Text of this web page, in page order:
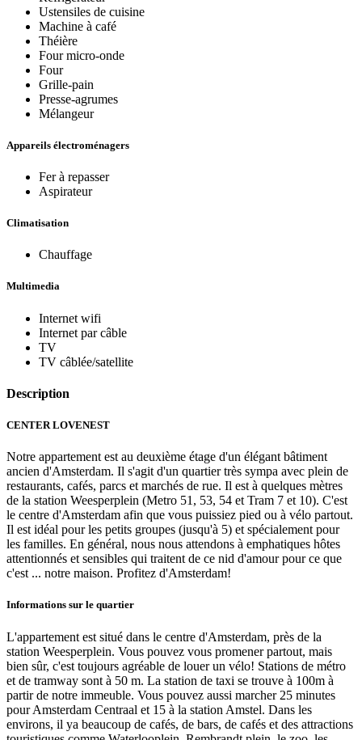
Ustensiles de cuisine
Machine à café
Théière
Four micro-onde
Four
Grille-pain
Presse-agrumes
Mélangeur
Appareils électroménagers
Fer à repasser
Aspirateur
Climatisation
Chauffage
Multimedia
Internet wifi
Internet par câble
TV
TV câblée/satellite
Description
CENTER LOVENEST
Notre appartement est au deuxième étage d'un élégant bâtiment
ancien d'Amsterdam. Il s'agit d'un quartier très sympa avec plein de
restaurants, cafés, parcs et marchés de rue. Il est à quelques mètres
de la station Weesperplein (Metro 51, 53, 54 et Tram 7 et 10). C'est
le centre d'Amsterdam afin que vous puissiez pied ou à vélo partout.
Il est idéal pour les petits groupes (jusqu'à 5) et spécialement pour
les familles. En général, nous nous attendons à emphatiques hôtes
attentionnés et sensibles qui traitent de ce nid d'amour pour ce que
c'est ... notre maison. Profitez d'Amsterdam!
Informations sur le quartier
L'appartement est situé dans le centre d'Amsterdam, près de la
station Weesperplein. Vous pouvez vous promener partout, mais
bien sûr, c'est toujours agréable de louer un vélo! Stations de métro
et de tramway sont à 50 m. La station de taxi se trouve à 100m à
partir de notre immeuble. Vous pouvez aussi marcher 25 minutes
pour Amsterdam Centraal et 15 à la station Amstel. Dans les
environs, il ya beaucoup de cafés, de bars, de cafés et des attractions